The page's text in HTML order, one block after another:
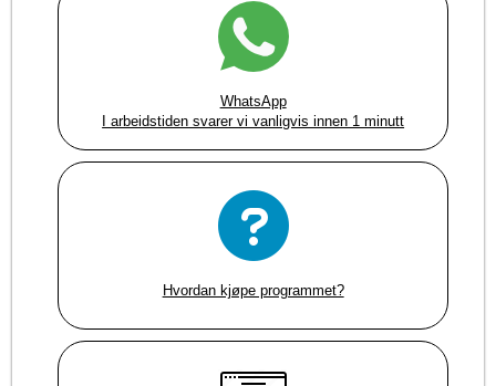
WhatsApp
I arbeidstiden svarer vi vanligvis innen 1 minutt
Hvordan kjøpe programmet?